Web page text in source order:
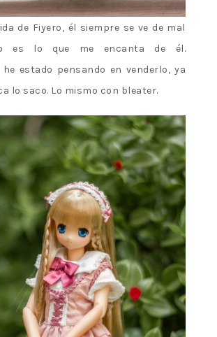
de Fiyero, él siempre se ve de mal
es lo que me encanta de él.
estado pensando en venderlo, ya
lo saco. Lo mismo con bleater.